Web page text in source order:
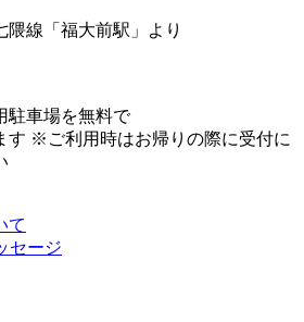
隈線「福大前駅」より
駐車場を無料で
す ※ご利用時はお帰りの際に受付に
て
セージ